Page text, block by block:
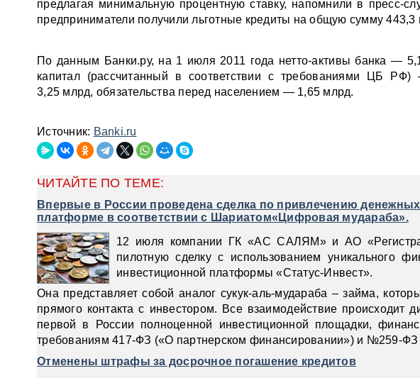
предлагая минимальную процентную ставку, напомнили в пресс-
предприниматели получили льготные кредиты на общую сумму 443,3
По данным Банки.ру, на 1 июля 2011 года нетто-активы банка —
капитал (рассчитанный в соответствии с требованиями ЦБ
3,25 млрд, обязательства перед населением — 1,65 млрд.
Источник: Banki.ru
ЧИТАЙТЕ ПО ТЕМЕ:
Впервые в России проведена сделка по привлечению
платформе в соответствии с Шариатом«Цифровая мудараба».
12 июля компании ГК «АС САЛЯМ» и АО
пилотную сделку с использованием уникального
инвестиционной платформы «Статус-Инвест».
Она представляет собой аналог сукук-аль-мудараба – займа,
прямого контакта с инвестором. Все взаимодействие происходит
первой в России полноценной инвестиционной площадки,
требованиям 417-ФЗ («О партнерском финансировании») и №259-ФЗ
Отменены штрафы за досрочное погашение кредитов